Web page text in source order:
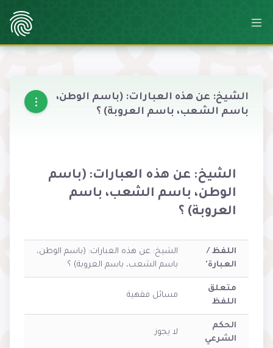
الشيخ: عن هذه العبارات: (باسم الوطن،
باسم الشعب، باسم العروبة) ؟
الشيخ: عن هذه العبارات: (باسم
الوطن، باسم الشعب، باسم
العروبة) ؟
اللفظ /
العبارة'
الشيخ: عن هذه العبارات: (باسم الوطن،
باسم الشعب، باسم العروبة) ؟
متعلق
اللفظ
مسائل فقهية
الحكم
الشرعي
لا يجوز